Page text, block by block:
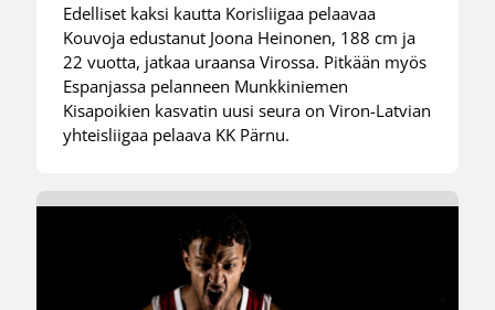
Edelliset kaksi kautta Korisliigaa pelaavaa
Kouvoja edustanut Joona Heinonen, 188 cm ja
22 vuotta, jatkaa uraansa Virossa. Pitkään myös
Espanjassa pelanneen Munkkiniemen
Kisapoikien kasvatin uusi seura on Viron-Latvian
yhteisliigaa pelaava KK Pärnu.